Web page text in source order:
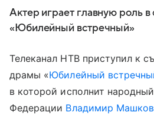
Актер играет главную роль в
«Юбилейный встречный»
Телеканал НТВ приступил к
драмы «Юбилейный
в которой исполнит
Федерации Владимир Машков